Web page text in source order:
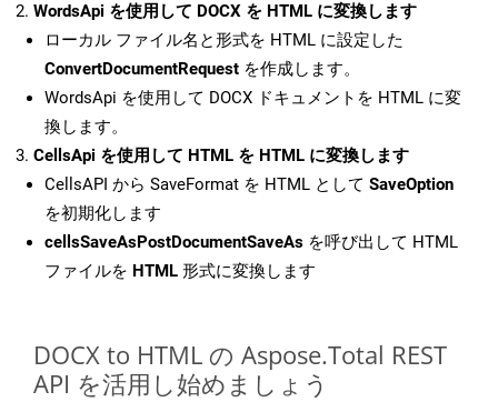
WordsApi を使用して DOCX を HTML に変換します
ローカル ファイル名と形式を HTML に設定した
ConvertDocumentRequest を作成します。
WordsApi を使用して DOCX ドキュメントを HTML に変
換します。
CellsApi を使用して HTML を HTML に変換します
CellsAPI から SaveFormat を HTML として SaveOption
を初期化します
cellsSaveAsPostDocumentSaveAs を呼び出して HTML
ファイルを HTML 形式に変換します
DOCX to HTML の Aspose.Total REST
API を活用し始めましょう